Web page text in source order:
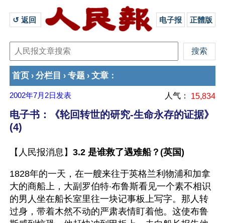
↺ 返回 电子报 正體版
首页 › 分栏目 › 专题 › 文章 ：
2002年7月2日 发表 人气： 15,834
电子书：《轮回转世的研究-生命永存的证据》
(4)
【人民报消息】 3.2 是谁救了遇难船？(英国)
1828年的一天，在一艘来往于英格兰利物浦和加拿
大的商船上，大副罗伯特·布鲁斯看见一个素不相识
的男人坐在船长室里往一块记事板上写字。那人转
过身，带着木然不动的严肃表情盯着他。这使布鲁